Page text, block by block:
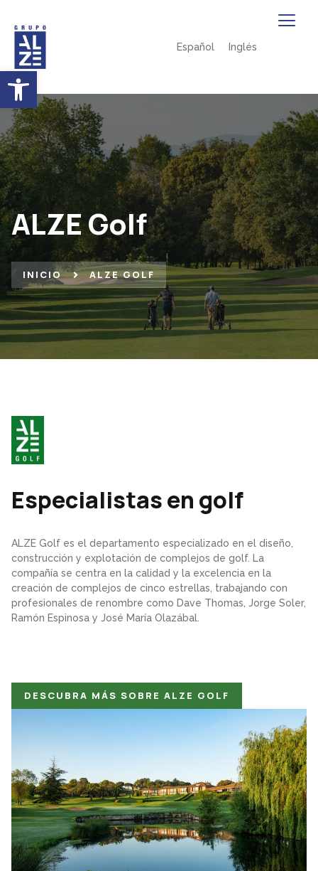
Abrir barra de herramientas
Español Inglés
ALZE Golf
INICIO ALZE GOLF
Especialistas en golf
ALZE Golf es el departamento especializado en el diseño,
construcción y explotación de complejos de golf. La
compañía se centra en la calidad y la excelencia en la
creación de complejos de cinco estrellas, trabajando con
profesionales de renombre como Dave Thomas, Jorge Soler,
Ramón Espinosa y José María Olazábal.
DESCUBRA MÁS SOBRE ALZE GOLF